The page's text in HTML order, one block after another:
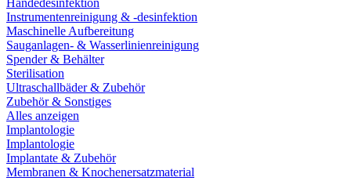
Händedesinfektion
Instrumentenreinigung & -desinfektion
Maschinelle Aufbereitung
Sauganlagen- & Wasserlinienreinigung
Spender & Behälter
Sterilisation
Ultraschallbäder & Zubehör
Zubehör & Sonstiges
Alles anzeigen
Implantologie
Implantologie
Implantate & Zubehör
Membranen & Knochenersatzmaterial